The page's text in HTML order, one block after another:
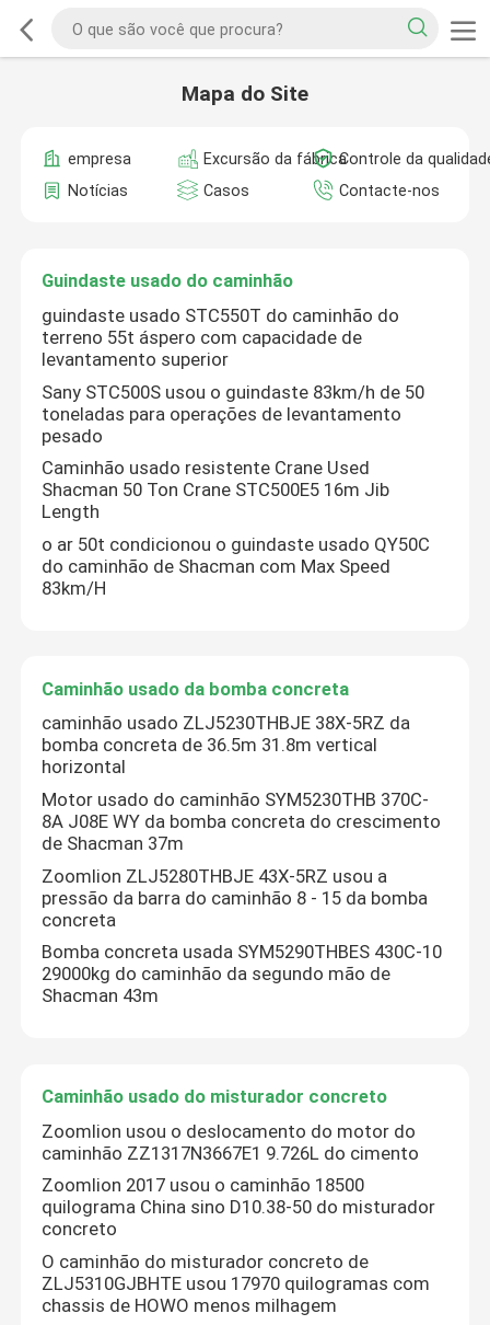
Mapa do Site
empresa Excursão da fábricaControle da
Notícias
Casos Contacte-nos
Guindaste usado do caminhão
guindaste usado STC550T do caminhão do
terreno 55t áspero com capacidade de
levantamento superior
Sany STC500S usou o guindaste 83km/h de 50
toneladas para operações de levantamento
pesado
Caminhão usado resistente Crane Used
Shacman 50 Ton Crane STC500E5 16m Jib
Length
o ar 50t condicionou o guindaste usado QY50C
do caminhão de Shacman com Max Speed
83km/H
Caminhão usado da bomba concreta
caminhão usado ZLJ5230THBJE 38X-5RZ da
bomba concreta de 36.5m 31.8m vertical
horizontal
Motor usado do caminhão SYM5230THB 370C-
8A J08E WY da bomba concreta do crescimento
de Shacman 37m
Zoomlion ZLJ5280THBJE 43X-5RZ usou a
pressão da barra do caminhão 8 - 15 da bomba
concreta
Bomba concreta usada SYM5290THBES 430C-10
29000kg do caminhão da segundo mão de
Shacman 43m
Caminhão usado do misturador concreto
Zoomlion usou o deslocamento do motor do
caminhão ZZ1317N3667E1 9.726L do cimento
Zoomlion 2017 usou o caminhão 18500
quilograma China sino D10.38-50 do misturador
concreto
O caminhão do misturador concreto de
ZLJ5310GJBHTE usou 17970 quilogramas com
chassis de HOWO menos milhagem